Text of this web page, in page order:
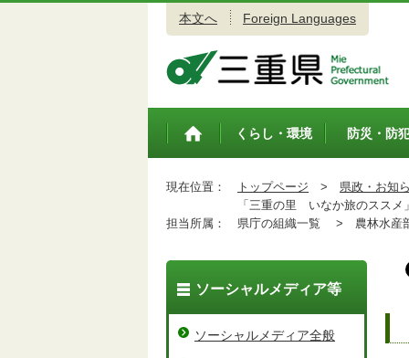
本文へ Foreign Languages
トップペ
くらし・環境 防災・防
現在位置： トップページ > 県政・お知
「三重の里 いなか旅のススメ
担当所属：
県庁の組織一覧 > 農林水
ソーシャルメディア等
ソーシャルメディア全般